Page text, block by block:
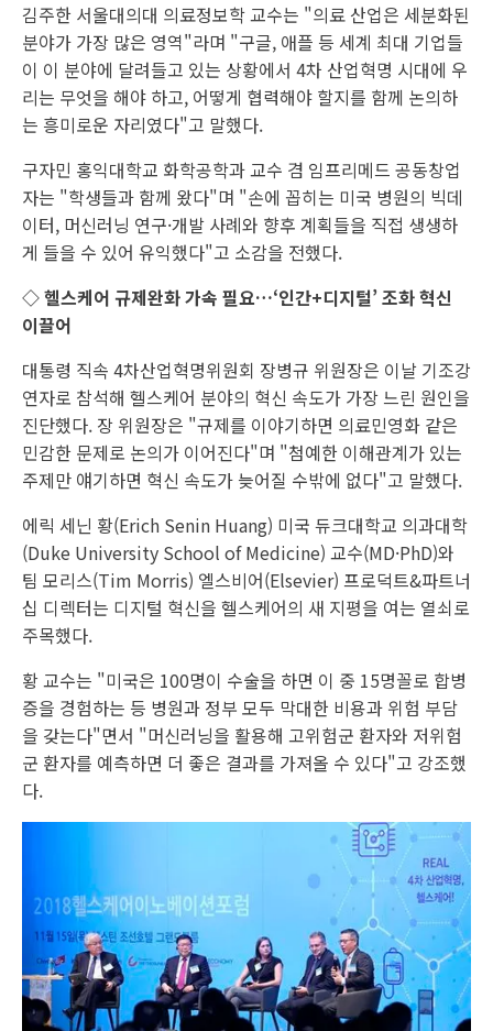
김주한 서울대의대 의료정보학 교수는 "의료 산업은 세분화된
분야가 가장 많은 영역"라며 "구글, 애플 등 세계 최대 기업들
이 이 분야에 달려들고 있는 상황에서 4차 산업혁명 시대에 우
리는 무엇을 해야 하고, 어떻게 협력해야 할지를 함께 논의하
는 흥미로운 자리였다"고 말했다.
구자민 홍익대학교 화학공학과 교수 겸 임프리메드 공동창업
자는 "학생들과 함께 왔다"며 "손에 꼽히는 미국 병원의 빅데
이터, 머신러닝 연구·개발 사례와 향후 계획들을 직접 생생하
게 들을 수 있어 유익했다"고 소감을 전했다.
◇ 헬스케어 규제완화 가속 필요…‘인간+디지털’ 조화 혁신
이끌어
대통령 직속 4차산업혁명위원회 장병규 위원장은 이날 기조강
연자로 참석해 헬스케어 분야의 혁신 속도가 가장 느린 원인을
진단했다. 장 위원장은 "규제를 이야기하면 의료민영화 같은
민감한 문제로 논의가 이어진다"며 "첨예한 이해관계가 있는
주제만 얘기하면 혁신 속도가 늦어질 수밖에 없다"고 말했다.
에릭 세닌 황(Erich Senin Huang) 미국 듀크대학교 의과대학
(Duke University School of Medicine) 교수(MD·PhD)와
팀 모리스(Tim Morris) 엘스비어(Elsevier) 프로덕트&파트너
십 디렉터는 디지털 혁신을 헬스케어의 새 지평을 여는 열쇠로
주목했다.
황 교수는 "미국은 100명이 수술을 하면 이 중 15명꼴로 합병
증을 경험하는 등 병원과 정부 모두 막대한 비용과 위험 부담
을 갖는다"면서 "머신러닝을 활용해 고위험군 환자와 저위험
군 환자를 예측하면 더 좋은 결과를 가져올 수 있다"고 강조했
다.